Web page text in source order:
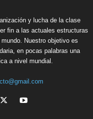
y lucha de la clase
fin a las actuales estructuras
Nuestro objetivo es
en pocas palabras una
a nivel mundial.